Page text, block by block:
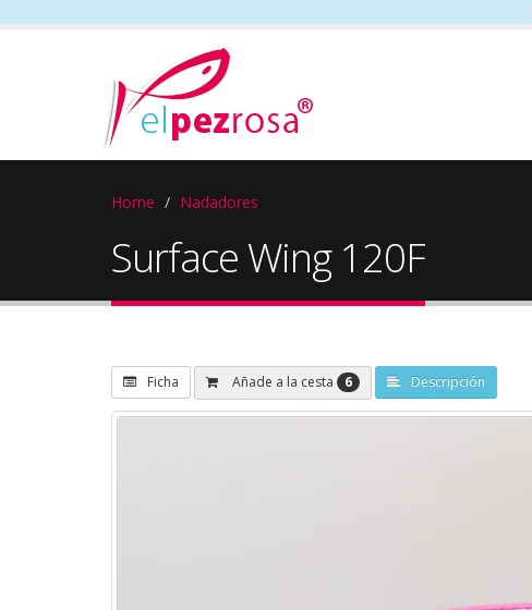
Home Nadadores
Surface Wing 120F
Ficha Añade a la cesta 6 Descripción